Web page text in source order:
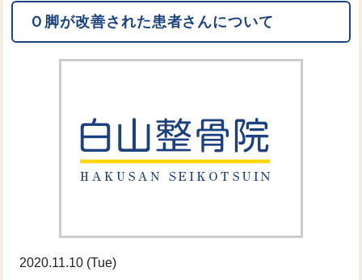
Ｏ脚が改善された患者さんについて
2020.11.10 (Tue)